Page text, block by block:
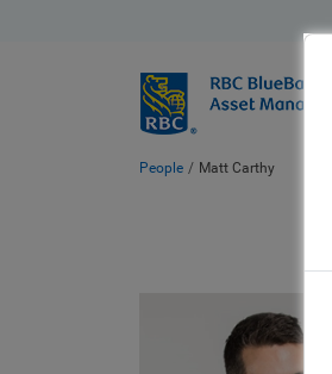
BlueBay
People Matt Carthy